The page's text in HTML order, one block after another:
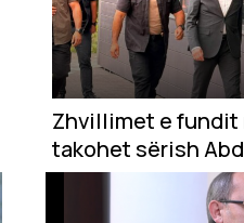
Zhvillimet e fundit
takohet sërish